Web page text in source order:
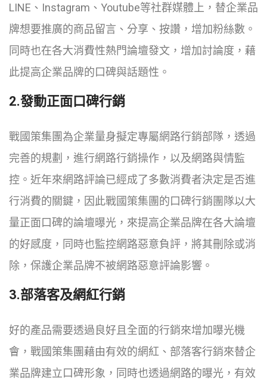
LINE、Instagram、Youtube等社群媒體上，替企業品
牌想要推廣的商品留言、分享、按讚，增加粉絲數。
同時也在各大消費性熱門論壇發文，增加討論度，藉
此提高企業品牌的口碑與話題性。
2.發動正面口碑行銷
戰國策集團為企業量身擬定專屬網路行銷部隊，透過
完善的規劃，進行網路行銷操作，以及網路與情監
控。近年來網路評論已經成了多數消費者決定是否進
行消費的關鍵，因此戰國策集團的口碑行銷團隊以大
量正面口碑的論壇曝光，來提高企業品牌在各大論壇
的好感度，同時也監控網路惡意負評，將其刪除或消
除，保護企業品牌不被網路惡意評論影響。
3.部落客及網紅行銷
好的產品需要透過良好且全面的行銷來增加曝光機
會，戰國策集團藉由有效的網紅、部落客行銷來替企
業品牌建立口碑形象，同時也透過網路的曝光，有效